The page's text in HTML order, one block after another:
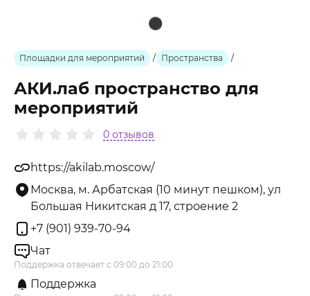
Площадки для мероприятий / Пространства /
АКИ.лаб пространство для
мероприятий
0 отзывов
https://akilab.moscow/
Москва, м. Арбатская (10 минут пешком), ул
Большая Никитская д 17, строение 2
+7 (901) 939-70-94
Чат
Поддержка отвечает с 09:00 до 21:00
Поддержка